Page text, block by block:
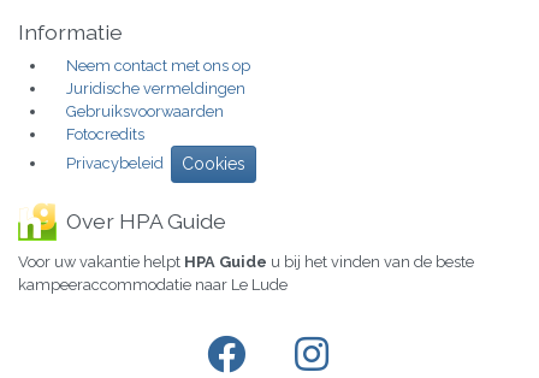
Informatie
Neem contact met ons op
Juridische vermeldingen
Gebruiksvoorwaarden
Fotocredits
Privacybeleid
Cookies
Over HPA Guide
Voor uw vakantie helpt HPA Guide u bij het vinden van de beste
kampeeraccommodatie naar Le Lude